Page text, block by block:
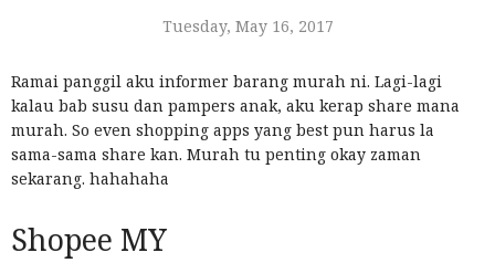
Tuesday, May 16, 2017
Ramai panggil aku informer barang murah ni. Lagi-lagi
kalau bab susu dan pampers anak, aku kerap share mana
murah. So even shopping apps yang best pun harus la
sama-sama share kan. Murah tu penting okay zaman
sekarang. hahahaha
Shopee MY